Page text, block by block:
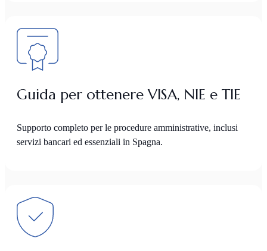
Guida per ottenere VISA, NIE e TIE
Supporto completo per le procedure amministrative, inclusi
servizi bancari ed essenziali in Spagna.